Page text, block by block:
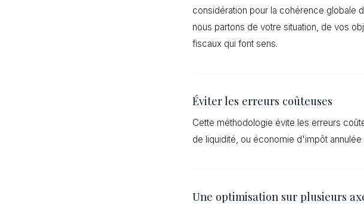
considération pour la cohérence globale
nous partons de votre situation, de vos
fiscaux qui font sens.
Éviter les erreurs coûteuses
Cette méthodologie évite les erreurs
de liquidité, ou économie d'impôt
Une optimisation sur plusieurs